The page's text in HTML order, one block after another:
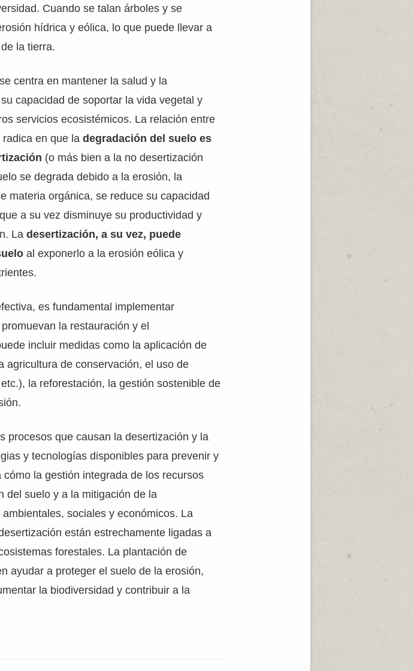
Cuando se talan árboles y se
hídrica y eólica, lo que puede llevar a
la tierra.
centra en mantener la salud y la
capacidad de soportar la vida vegetal y
servicios ecosistémicos. La relación entre
radica en que ladegradación del suelo es
(o más bien a la no desertización
se degrada debido a la erosión, la
materia orgánica, se reduce su capacidad
a su vez disminuye su productividad y
Ladesertización, a su vez, puede
al exponerlo a la erosión eólica y
es fundamental implementar
la restauración y el
incluir medidas como la aplicación de
agricultura de conservación, el uso de
la reforestación, la gestión sostenible de
procesos que causan la desertización y la
y tecnologías disponibles para prevenir y
la gestión integrada de los recursos
del suelo y a la mitigación de la
sociales y económicos. La
están estrechamente ligadas a
forestales. La plantación de
ayudar a proteger el suelo de la erosión,
la biodiversidad y contribuir a la